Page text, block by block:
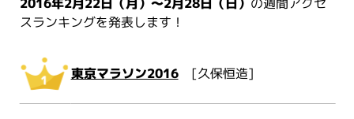
スランキングを発表します！
東京マラソン2016[久保恒造]